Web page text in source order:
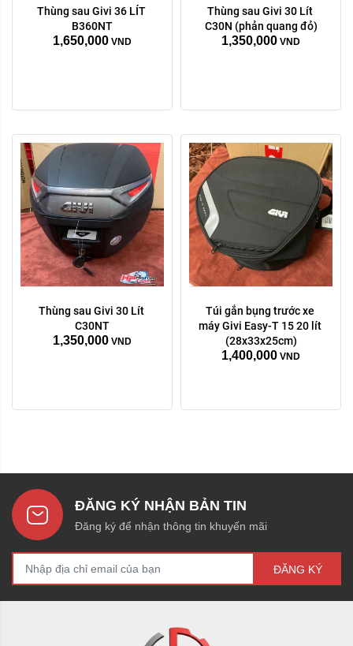
Thùng sau Givi 36 LÍT
B360NT
1,650,000 VND
Thùng sau Givi 30 Lít
C30N (phản quang đỏ)
1,350,000 VND
Thùng sau Givi 30 Lít
C30NT
1,350,000 VND
Túi gắn bụng trước xe
máy Givi Easy-T 15 20 lít
(28x33x25cm)
1,400,000 VND
ĐĂNG KÝ NHẬN BẢN TIN
Đăng ký để nhận thông tin khuyến mãi
ĐĂNG KÝ